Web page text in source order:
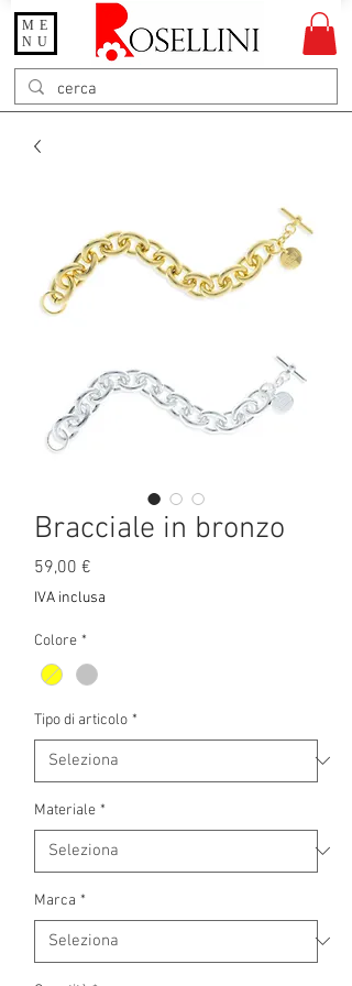
Gioielleria Rosellini
Rosellini online
ME
NU
Bracciale in bronzo
59,00 €
IVA inclusa
Colore *
Tipo di articolo *
Materiale *
Marca *